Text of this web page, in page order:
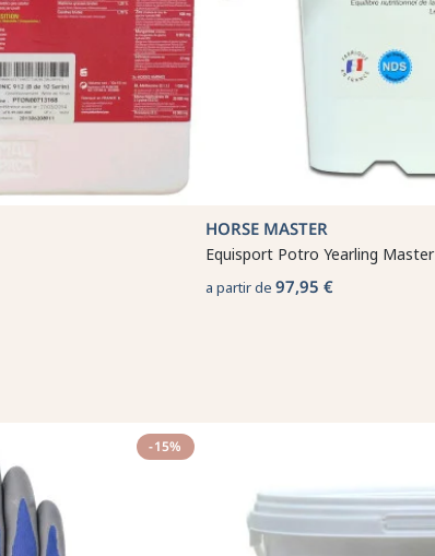
HORSE MASTER
Equisport Potro Yearling Master
a partir de 97,95 €
-15%